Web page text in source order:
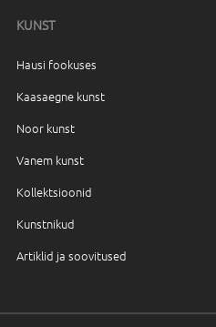
KUNST
Hausi fookuses
Kaasaegne kunst
Noor kunst
Vanem kunst
Kollektsioonid
Kunstnikud
Artiklid ja soovitused